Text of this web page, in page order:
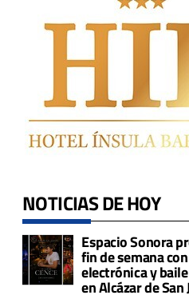
NOTICIAS DE HOY
Espacio Sonora
fin de semana
electrónica y
en Alcázar de San